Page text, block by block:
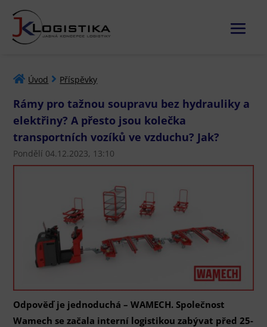
Úvod Příspěvky
Rámy pro tažnou soupravu bez hydrauliky a
elektřiny? A přesto jsou kolečka
transportních vozíků ve vzduchu? Jak?
Pondělí 04.12.2023, 13:10
Odpověď je jednoduchá – WAMECH. Společnost
Wamech se začala interní logistikou zabývat před 25-